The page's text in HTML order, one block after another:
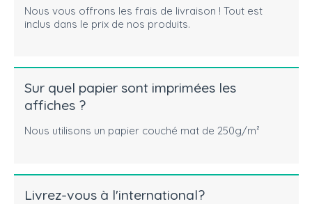
Nous vous offrons les frais de livraison ! Tout est
inclus dans le prix de nos produits.
Sur quel papier sont imprimées les
affiches ?
Nous utilisons un papier couché mat de 250g/m²
Livrez-vous à l'international?